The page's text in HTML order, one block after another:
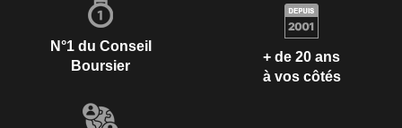
N°1 du Conseil
Boursier
+ de 20 ans
à vos côtés